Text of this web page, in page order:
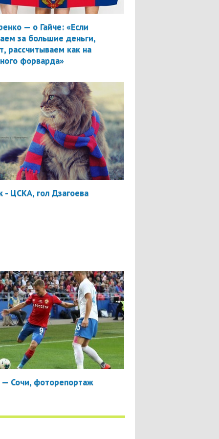
— о Гайче: «Если
за большие деньги,
рассчитываем как на
форварда»
- ЦСКА, гол Дзагоева
Сочи, фоторепортаж